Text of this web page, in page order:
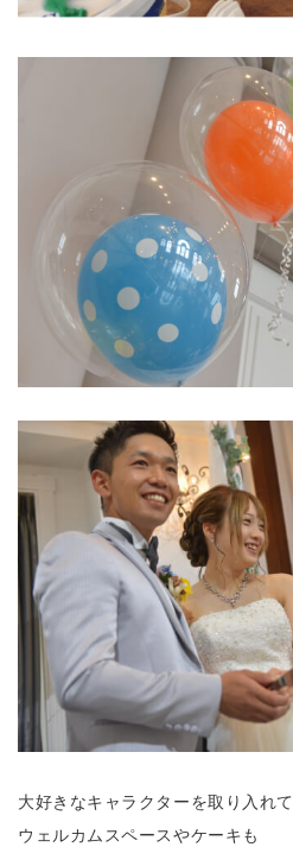
大好きなキャラクターを取り入れて
ウェルカムスペースやケーキも